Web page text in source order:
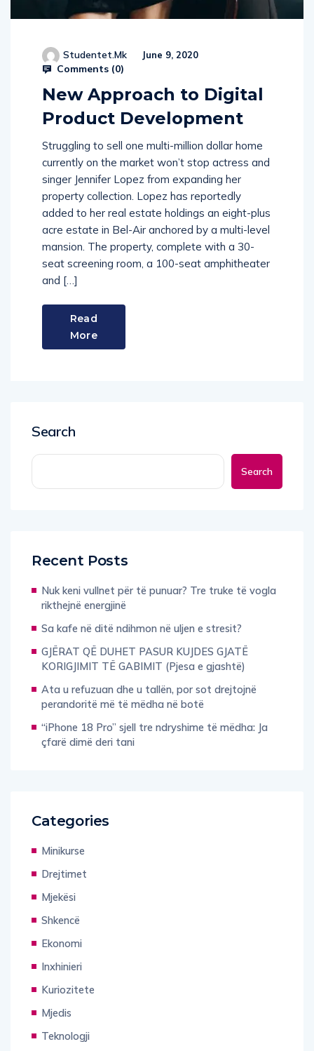
Studentet.mk June 9, 2020
Comments (0)
New Approach to Digital
Product Development
Struggling to sell one multi-million dollar home
currently on the market won’t stop actress and
singer Jennifer Lopez from expanding her
property collection. Lopez has reportedly
added to her real estate holdings an eight-plus
acre estate in Bel-Air anchored by a multi-level
mansion. The property, complete with a 30-
seat screening room, a 100-seat amphitheater
and […]
Read
More
Search
Search
Recent Posts
Nuk keni vullnet për të punuar? Tre truke të vogla
rikthejnë energjinë
Sa kafe në ditë ndihmon në uljen e stresit?
GJËRAT QË DUHET PASUR KUJDES GJATË
KORIGJIMIT TË GABIMIT (Pjesa e gjashtë)
Ata u refuzuan dhe u tallën, por sot drejtojnë
perandoritë më të mëdha në botë
“iPhone 18 Pro” sjell tre ndryshime të mëdha: Ja
çfarë dimë deri tani
Categories
Minikurse
Drejtimet
Mjekësi
Shkencë
Ekonomi
Inxhinieri
Kuriozitete
Mjedis
Teknologji